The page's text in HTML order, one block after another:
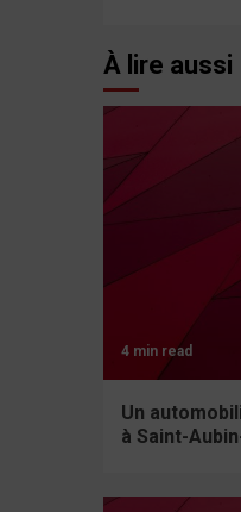
À lire aussi
4 min read
Un
à Saint-